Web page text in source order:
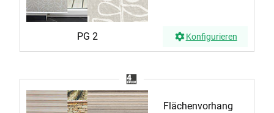
PG 2 Konfigurieren
Flächenvorhang